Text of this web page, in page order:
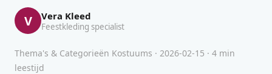
V Vera Kleed
Feestkleding specialist
Thema's & Categorieën Kostuums · 2026-02-15 · 4 min
leestijd